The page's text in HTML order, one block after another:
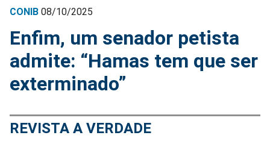
CONIB 08/10/2025
Enfim, um senador petista
admite: “Hamas tem que ser
exterminado”
REVISTA A VERDADE